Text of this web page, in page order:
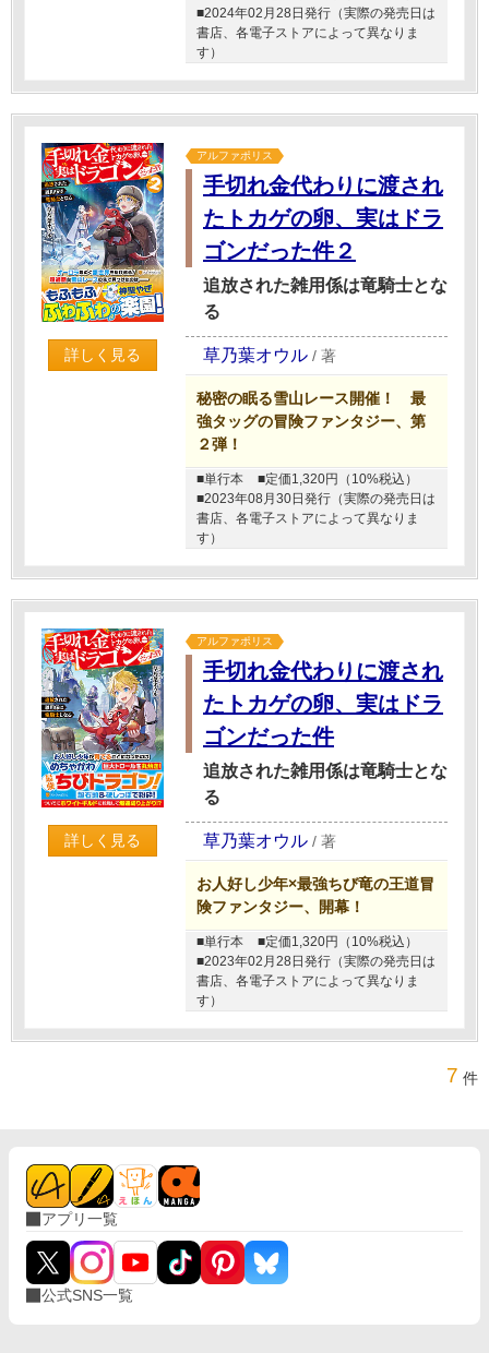
■2024年02月28日発行（実際の発売日は
書店、各電子ストアによって異なりま
す）
詳しく見る
アルファポリス
手切れ金代わりに渡され
たトカゲの卵、実はドラ
ゴンだった件２
追放された雑用係は竜騎士とな
る
草乃葉オウル / 著
秘密の眠る雪山レース開催！ 最
強タッグの冒険ファンタジー、第
２弾！
■単行本
■定価1,320円（10%税込）
■2023年08月30日発行（実際の発売日は
書店、各電子ストアによって異なりま
す）
詳しく見る
アルファポリス
手切れ金代わりに渡され
たトカゲの卵、実はドラ
ゴンだった件
追放された雑用係は竜騎士とな
る
草乃葉オウル / 著
お人好し少年×最強ちび竜の王道冒
険ファンタジー、開幕！
■単行本
■定価1,320円（10%税込）
■2023年02月28日発行（実際の発売日は
書店、各電子ストアによって異なりま
す）
7 件
アプリ一覧
公式SNS一覧